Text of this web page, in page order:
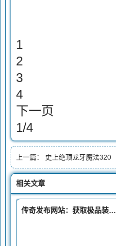
1
2
3
4
下一页
1/4
上一篇： 史上绝顶龙牙魔法320
相关文章
传奇发布网站：获取极品装备的四大途径第三点连8L都没经历过